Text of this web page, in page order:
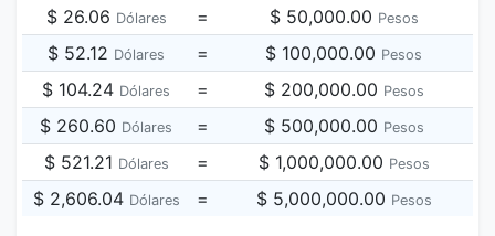
$ 26.06 Dólares = $ 50,000.00 Pesos
$ 52.12 Dólares = $ 100,000.00 Pesos
$ 104.24 Dólares = $ 200,000.00 Pesos
$ 260.60 Dólares = $ 500,000.00 Pesos
$ 521.21 Dólares = $ 1,000,000.00 Pesos
$ 2,606.04 Dólares = $ 5,000,000.00 Pesos